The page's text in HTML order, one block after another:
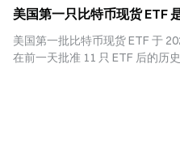
ETFs 在传统交易所挂牌，受到 SEC
许多大型退休基金、保险公司无法直接
ETFs。
美国第一只比特币现货 ETF
美国第一批比特币现货 ETF 于
在前一天批准 11 只 ETF 后的历史